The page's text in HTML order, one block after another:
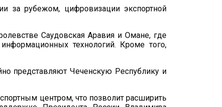
за рубежом, цифровизации экспортной
Саудовская Аравия и Омане, где
технологий. Кроме того,
представляют Чеченскую Республику и
центром, что позволит расширить